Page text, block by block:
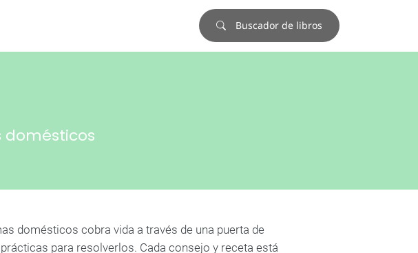
Buscador de libros
domésticos
domésticos cobra vida a través de una puerta de
para resolverlos. Cada consejo y receta está